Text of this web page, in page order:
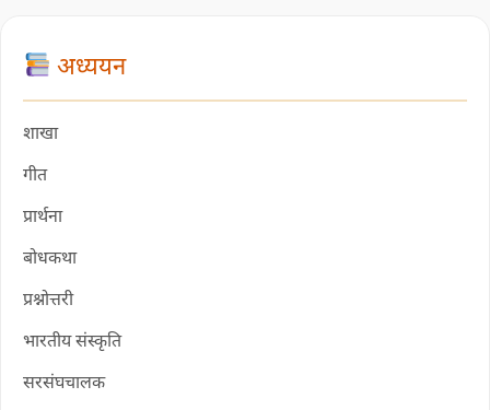
अध्ययन
शाखा
गीत
प्रार्थना
बोधकथा
प्रश्नोत्तरी
भारतीय संस्कृति
सरसंघचालक